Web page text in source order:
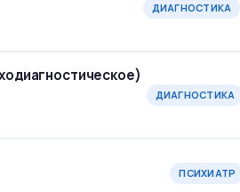
ДИАГНОСТИКА
ДИАГНОСТИКА
ПСИХИАТР